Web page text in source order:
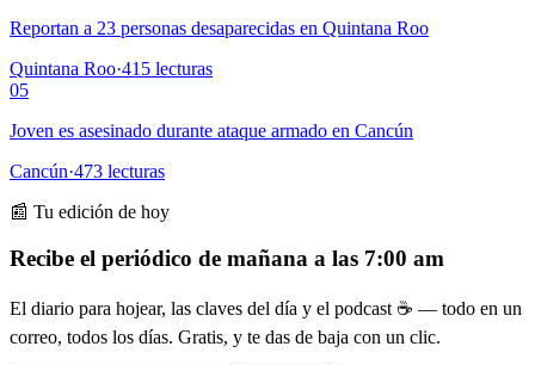
Reportan a 23 personas desaparecidas en Quintana Roo
Quintana Roo·415 lecturas
05
Joven es asesinado durante ataque armado en Cancún
Cancún·473 lecturas
📰 Tu edición de hoy
Recibe el periódico de mañana a las 7:00 am
El diario para hojear, las claves del día y el podcast ☕ — todo en un
correo, todos los días. Gratis, y te das de baja con un clic.